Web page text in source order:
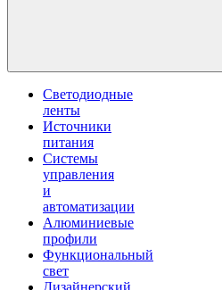
Светодиодные
ленты
Источники
питания
Системы
управления
и
автоматизации
Алюминиевые
профили
Функциональный
свет
Дизайнерский